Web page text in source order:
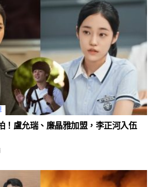
！盧允瑞、廉晶雅加盟，李正河入伍